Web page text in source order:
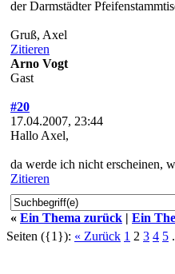
der Darmstädter
Gruß, Axel
Zitieren
Arno Vogt
Gast
#20
17.04.2007, 23:44
Hallo Axel,
da werde ich nicht erscheinen,
Zitieren
« Ein Thema zurück | Ein
Seiten ({1}): « Zurück 1 2 3 4 5